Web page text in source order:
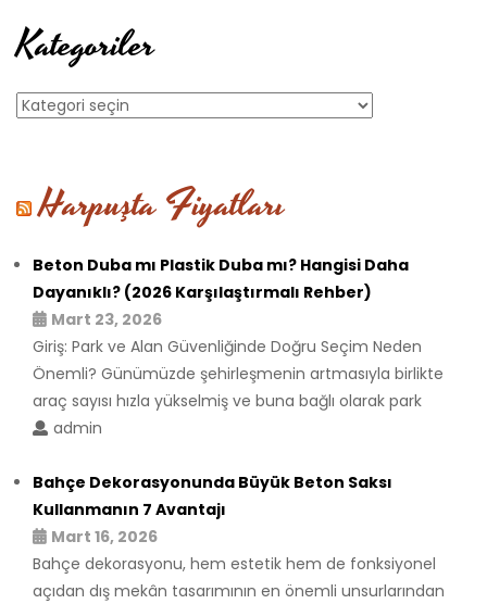
Kategoriler
Kategoriler
Harpuşta Fiyatları
Beton Duba mı Plastik Duba mı? Hangisi Daha
Dayanıklı? (2026 Karşılaştırmalı Rehber)
Mart 23, 2026
Giriş: Park ve Alan Güvenliğinde Doğru Seçim Neden
Önemli? Günümüzde şehirleşmenin artmasıyla birlikte
araç sayısı hızla yükselmiş ve buna bağlı olarak park
admin
Bahçe Dekorasyonunda Büyük Beton Saksı
Kullanmanın 7 Avantajı
Mart 16, 2026
Bahçe dekorasyonu, hem estetik hem de fonksiyonel
açıdan dış mekân tasarımının en önemli unsurlarından